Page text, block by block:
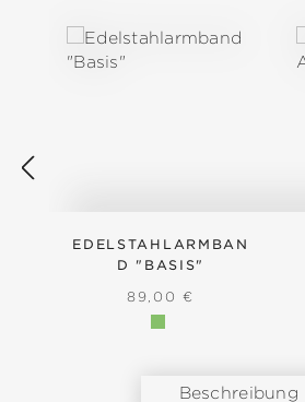
EDELSTAHLARMBAN
D "BASIS"
REGULÄRER PREIS:
89,00 €
Beschreibung